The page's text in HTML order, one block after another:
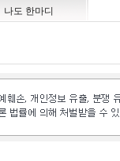
나도 한마디